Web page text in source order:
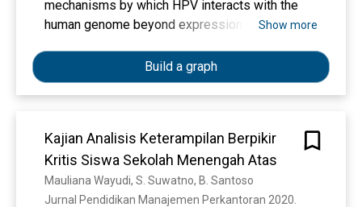
mechanisms by which HPV interacts with the
human genome beyond expression of viral
integration events are an integral component of
viraloncogenesis.
Show more
Build a graph
Kajian Analisis Keterampilan Berpikir
Kritis Siswa Sekolah Menengah Atas
Mauliana Wayudi, S. Suwatno, B. Santoso
Jurnal Pendidikan Manajemen Perkantoran 2020.